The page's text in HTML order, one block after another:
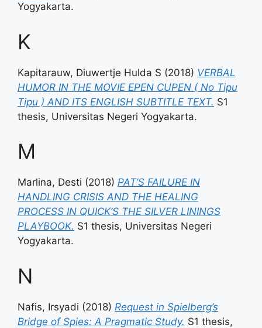
Yogyakarta.
K
Kapitarauw, Diuwertje Hulda S (2018) VERBAL
HUMOR IN THE MOVIE EPEN CUPEN ( No Tipu
Tipu ) AND ITS ENGLISH SUBTITLE TEXT. S1
thesis, Universitas Negeri Yogyakarta.
M
Marlina, Desti (2018) PAT’S FAILURE IN
HANDLING CRISIS AND THE HEALING
PROCESS IN QUICK’S THE SILVER LININGS
PLAYBOOK. S1 thesis, Universitas Negeri
Yogyakarta.
N
Nafis, Irsyadi (2018) Request in Spielberg’s
Bridge of Spies: A Pragmatic Study. S1 thesis,